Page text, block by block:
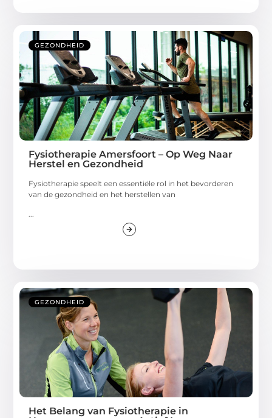
GEZONDHEID
Fysiotherapie Amersfoort – Op Weg Naar
Herstel en Gezondheid
Fysiotherapie speelt een essentiële rol in het bevorderen
van de gezondheid en het herstellen van
GEZONDHEID
Het Belang van Fysiotherapie in